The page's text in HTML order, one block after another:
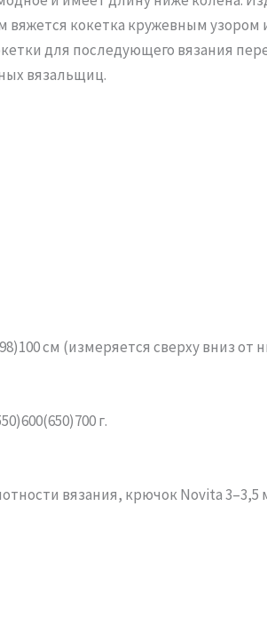
кокетка кружевным узором
для последующего вязания
вязальщиц.
см (измеряется сверху вниз от
г.
вязания, крючок Novita 3–3,5